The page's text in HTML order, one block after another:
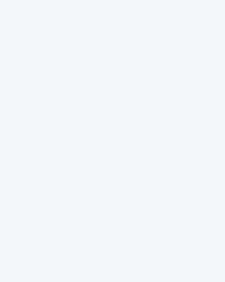
Putaclic : quels sont les
racoleurs ? Top 10 des
Ils font le plus d’audience, ces sites
trompeurs ou de manipulation,
déception, voici la liste des sites les